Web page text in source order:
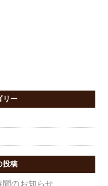
リー
投稿
のお知らせ